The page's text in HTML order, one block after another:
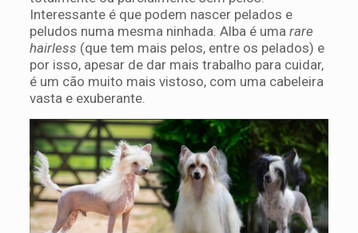
Interessante é que podem nascer pelados e
peludos numa mesma ninhada. Alba é uma rare
hairless (que tem mais pelos, entre os pelados) e
por isso, apesar de dar mais trabalho para cuidar,
é um cão muito mais vistoso, com uma cabeleira
vasta e exuberante.